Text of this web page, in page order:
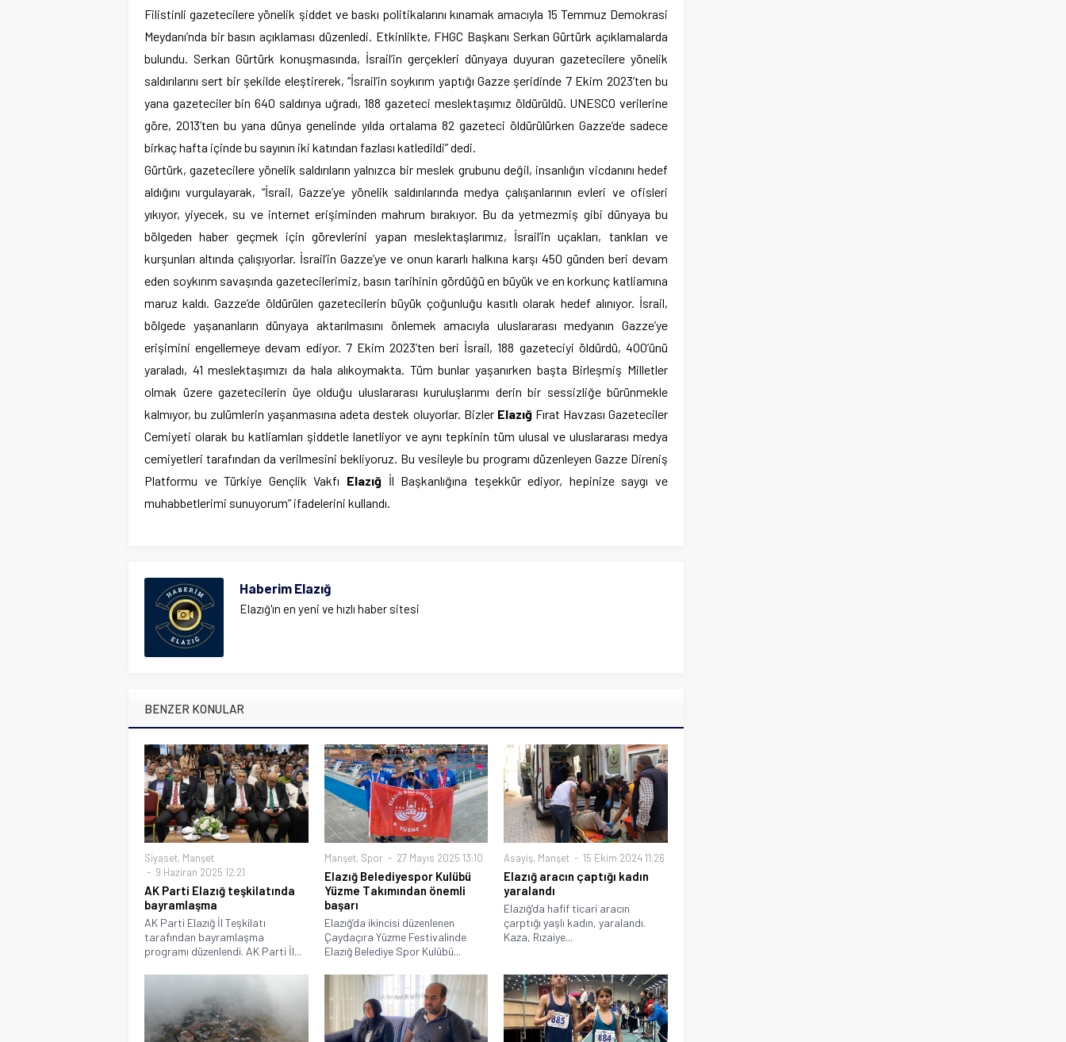
Filistinli gazetecilere yönelik şiddet ve baskı politikalarını kınamak amacıyla 15 Temmuz Demokrasi
Meydanı’nda bir basın açıklaması düzenledi. Etkinlikte, FHGC Başkanı Serkan Gürtürk açıklamalarda
bulundu. Serkan Gürtürk konuşmasında, İsrail’in gerçekleri dünyaya duyuran gazetecilere yönelik
saldırılarını sert bir şekilde eleştirerek, “İsrail’in soykırım yaptığı Gazze şeridinde 7 Ekim 2023’ten bu
yana gazeteciler bin 640 saldırıya uğradı, 188 gazeteci meslektaşımız öldürüldü. UNESCO verilerine
göre, 2013’ten bu yana dünya genelinde yılda ortalama 82 gazeteci öldürülürken Gazze’de sadece
birkaç hafta içinde bu sayının iki katından fazlası katledildi” dedi.
Gürtürk, gazetecilere yönelik saldırıların yalnızca bir meslek grubunu değil, insanlığın vicdanını hedef
aldığını vurgulayarak, “İsrail, Gazze’ye yönelik saldırılarında medya çalışanlarının evleri ve ofisleri
yıkıyor, yiyecek, su ve internet erişiminden mahrum bırakıyor. Bu da yetmezmiş gibi dünyaya bu
bölgeden haber geçmek için görevlerini yapan meslektaşlarımız, İsrail’in uçakları, tankları ve
kurşunları altında çalışıyorlar. İsrail’in Gazze’ye ve onun kararlı halkına karşı 450 günden beri devam
eden soykırım savaşında gazetecilerimiz, basın tarihinin gördüğü en büyük ve en korkunç katliamına
maruz kaldı. Gazze’de öldürülen gazetecilerin büyük çoğunluğu kasıtlı olarak hedef alınıyor. İsrail,
bölgede yaşananların dünyaya aktarılmasını önlemek amacıyla uluslararası medyanın Gazze’ye
erişimini engellemeye devam ediyor. 7 Ekim 2023’ten beri İsrail, 188 gazeteciyi öldürdü, 400’ünü
yaraladı, 41 meslektaşımızı da hala alıkoymakta. Tüm bunlar yaşanırken başta Birleşmiş Milletler
olmak üzere gazetecilerin üye olduğu uluslararası kuruluşlarımı derin bir sessizliğe bürünmekle
kalmıyor, bu zulümlerin yaşanmasına adeta destek oluyorlar. Bizler ElazığFırat Havzası Gazeteciler
Cemiyeti olarak bu katliamları şiddetle lanetliyor ve aynı tepkinin tüm ulusal ve uluslararası medya
cemiyetleri tarafından da verilmesini bekliyoruz. Bu vesileyle bu programı düzenleyen Gazze Direniş
Platformu ve Türkiye Gençlik Vakfı Elazığİl Başkanlığına teşekkür ediyor, hepinize saygı ve
muhabbetlerimi sunuyorum” ifadelerini kullandı.
Haberim Elazığ
Elazığ'ın en yeni ve hızlı haber sitesi
BENZER KONULAR
Siyaset, Manşet
9 Haziran 2025 12:21
AK Parti Elazığ teşkilatında
bayramlaşma
AK Parti Elazığ İl Teşkilatı
tarafından bayramlaşma
programı düzenlendi. AK Parti İl...
Manşet, Spor 27 Mayıs 2025 13:10
Elazığ Belediyespor Kulübü
Yüzme Takımından önemli
başarı
Elazığ’da ikincisi düzenlenen
Çaydaçıra Yüzme Festivalinde
Elazığ Belediye Spor Kulübü...
Asayiş, Manşet 15 Ekim 2024 11:26
Elazığ aracın çaptığı kadın
yaralandı
Elazığ’da hafif ticari aracın
çarptığı yaşlı kadın, yaralandı.
Kaza, Rızaiye...